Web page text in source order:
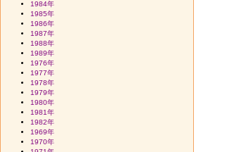
1984年
1985年
1986年
1987年
1988年
1989年
1976年
1977年
1978年
1979年
1980年
1981年
1982年
1969年
1970年